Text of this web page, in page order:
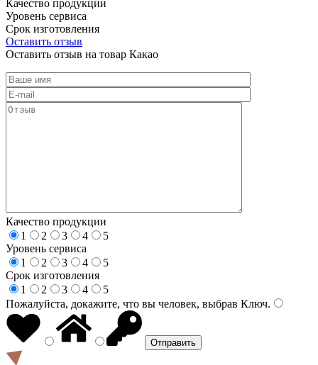
Качество продукции
Уровень сервиса
Срок изготовления
Оставить отзыв
Оставить отзыв на товар Какао
Качество продукции
1
2 3 4
5
Уровень сервиса
1
2 3 4
5
Срок изготовления
1
2 3 4
5
Пожалуйста, докажите, что вы человек, выбрав Ключ.